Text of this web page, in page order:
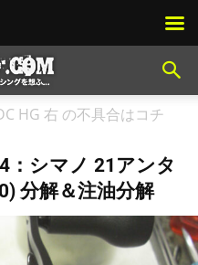
HG 右 の不具合はコチ
：シマノ 21アンタ
分解＆注油分解